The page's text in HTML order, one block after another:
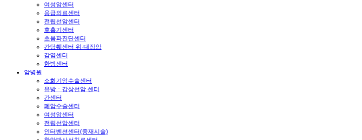
여성암센터
응급의료센터
전립선암센터
호흡기센터
초음파진단센터
간담췌센터 위·대장암
감염센터
한방센터
암병원
소화기암수술센터
유방ㆍ갑상선암 센터
간센터
폐암수술센터
여성암센터
전립선암센터
인터벤션센터(중재시술)